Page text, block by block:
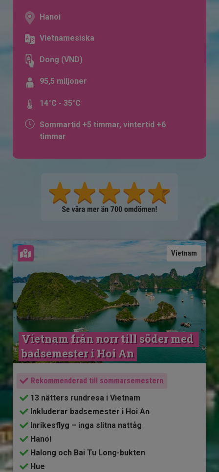
Hanoi
Vietnamesiska
Dong (VND)
95,5 miljoner
14°C - 35°C
Sommartid +5 timmar, vintertid +6
timmar
Vietnam
Vietnam från norr till söder med
badsemester i Hoi An
Rekommenderad till sommarsemestern
13 nätters rundresa i Vietnam
Inkluderar badsemester i Hoi An
Inrikesflyg – inga slitna nattåg
Hanoi
Halong och Bai Tu Long-bukten
Hue